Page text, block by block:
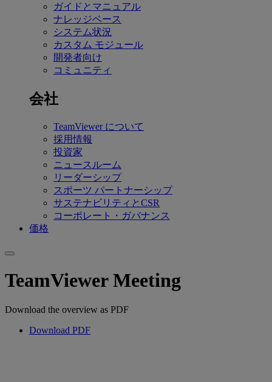
ガイドとマニュアル
ナレッジベース
システム状況
カスタム モジュール
開発者向け
コミュニティ
会社
TeamViewer について
採用情報
投資家
ニュースルーム
リーダーシップ
スポーツ パートナーシップ
サステナビリティとCSR
コーポレート・ガバナンス
価格
TeamViewer Meeting
Download the overview as PDF
Download PDF